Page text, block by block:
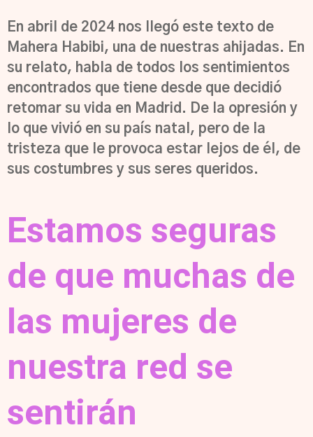
En abril de 2024 nos llegó este texto de
Mahera Habibi, una de nuestras ahijadas. En
su relato, habla de todos los sentimientos
encontrados que tiene desde que decidió
retomar su vida en Madrid. De la opresión y
lo que vivió en su país natal, pero de la
tristeza que le provoca estar lejos de él, de
sus costumbres y sus seres queridos.
Estamos seguras
de que muchas de
las mujeres de
nuestra red se
sentirán